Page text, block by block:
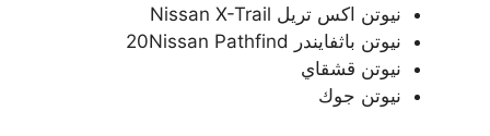
نيوتن اكس تريل Nissan X-Trail
نيوتن باثفايندر 20Nissan Pathfind
نيوتن قشقاي
نيوتن جوك